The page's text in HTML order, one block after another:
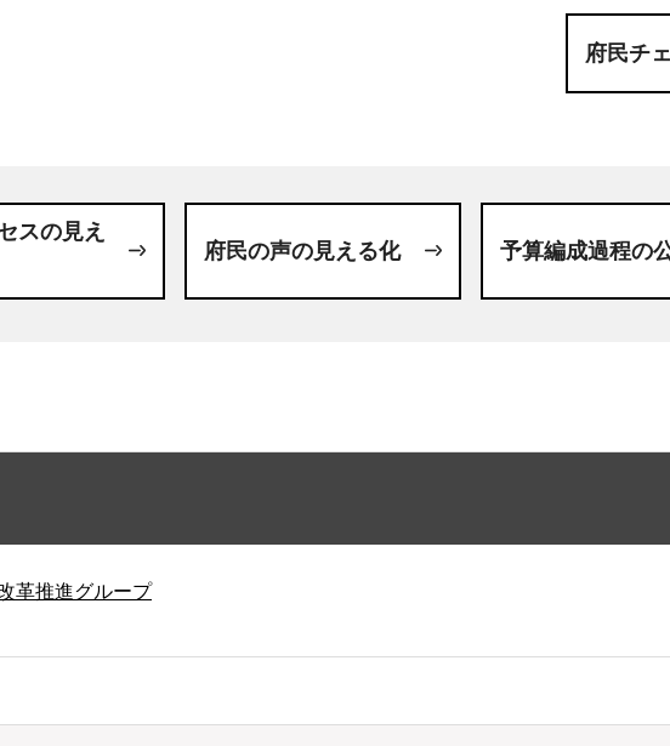
府民チ
スの見え
府民の声の見える化 予算編成過程の
革推進グループ